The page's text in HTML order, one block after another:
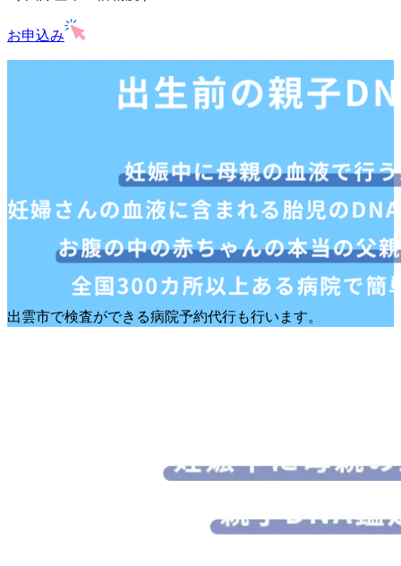
お申込み
出雲市で検査ができる病院予約代行も行います。